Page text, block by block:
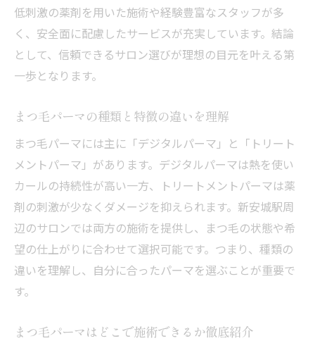
低刺激の薬剤を用いた施術や経験豊富なスタッフが多
く、安全面に配慮したサービスが充実しています。結論
として、信頼できるサロン選びが理想の目元を叶える第
一歩となります。
まつ毛パーマの種類と特徴の違いを理解
まつ毛パーマには主に「デジタルパーマ」と「トリート
メントパーマ」があります。デジタルパーマは熱を使い
カールの持続性が高い一方、トリートメントパーマは薬
剤の刺激が少なくダメージを抑えられます。新安城駅周
辺のサロンでは両方の施術を提供し、まつ毛の状態や希
望の仕上がりに合わせて選択可能です。つまり、種類の
違いを理解し、自分に合ったパーマを選ぶことが重要で
す。
まつ毛パーマはどこで施術できるか徹底紹介